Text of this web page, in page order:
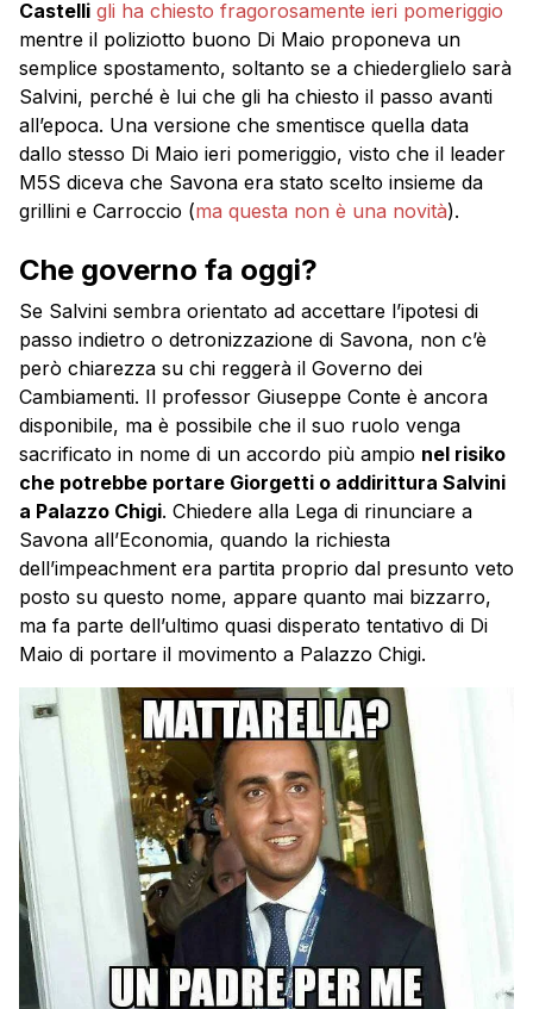
Castelli gli ha chiesto fragorosamente ieri pomeriggio
mentre il poliziotto buono Di Maio proponeva un
semplice spostamento, soltanto se a chiederglielo sarà
Salvini, perché è lui che gli ha chiesto il passo avanti
all’epoca. Una versione che smentisce quella data
dallo stesso Di Maio ieri pomeriggio, visto che il leader
M5S diceva che Savona era stato scelto insieme da
grillini e Carroccio (ma questa non è una novità).
Che governo fa oggi?
Se Salvini sembra orientato ad accettare l’ipotesi di
passo indietro o detronizzazione di Savona, non c’è
però chiarezza su chi reggerà il Governo dei
Cambiamenti. Il professor Giuseppe Conte è ancora
disponibile, ma è possibile che il suo ruolo venga
sacrificato in nome di un accordo più ampio nel risiko
che potrebbe portare Giorgetti o addirittura Salvini
a Palazzo Chigi. Chiedere alla Lega di rinunciare a
Savona all’Economia, quando la richiesta
dell’impeachment era partita proprio dal presunto veto
posto su questo nome, appare quanto mai bizzarro,
ma fa parte dell’ultimo quasi disperato tentativo di Di
Maio di portare il movimento a Palazzo Chigi.